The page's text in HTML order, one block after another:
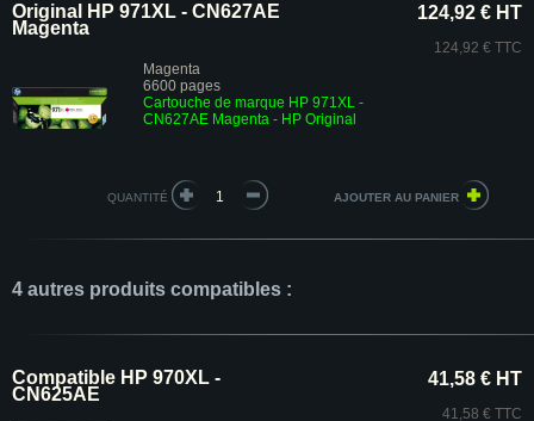
Original HP 971XL - CN627AE
Magenta
Magenta
6600 pages
Cartouche de marque HP 971XL -
CN627AE Magenta - HP Original
124,92 € HT
124,92 € TTC
QUANTITÉ
4 autres produits compatibles :
Compatible HP 970XL -
CN625AE
41,58 € HT
41,58 € TTC